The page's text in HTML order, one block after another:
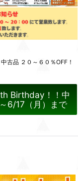
古品 ２０～６０％OFF！
Birthday！！中
6/17（月）まで